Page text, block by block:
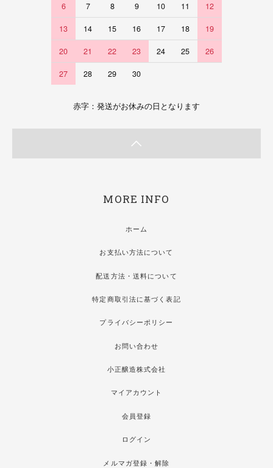
6 7 8 9 10 11 12
13 14 15 16 17 18 19
20 21 22 23 24 25 26
27 28 29 30
赤字：発送がお休みの日となります
MORE INFO
ホーム
お支払い方法について
配送方法・送料について
特定商取引法に基づく表記
プライバシーポリシー
お問い合わせ
小正醸造株式会社
マイアカウント
会員登録
ログイン
メルマガ登録・解除